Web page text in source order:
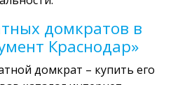
домкратов в
Краснодар»
домкрат – купить его